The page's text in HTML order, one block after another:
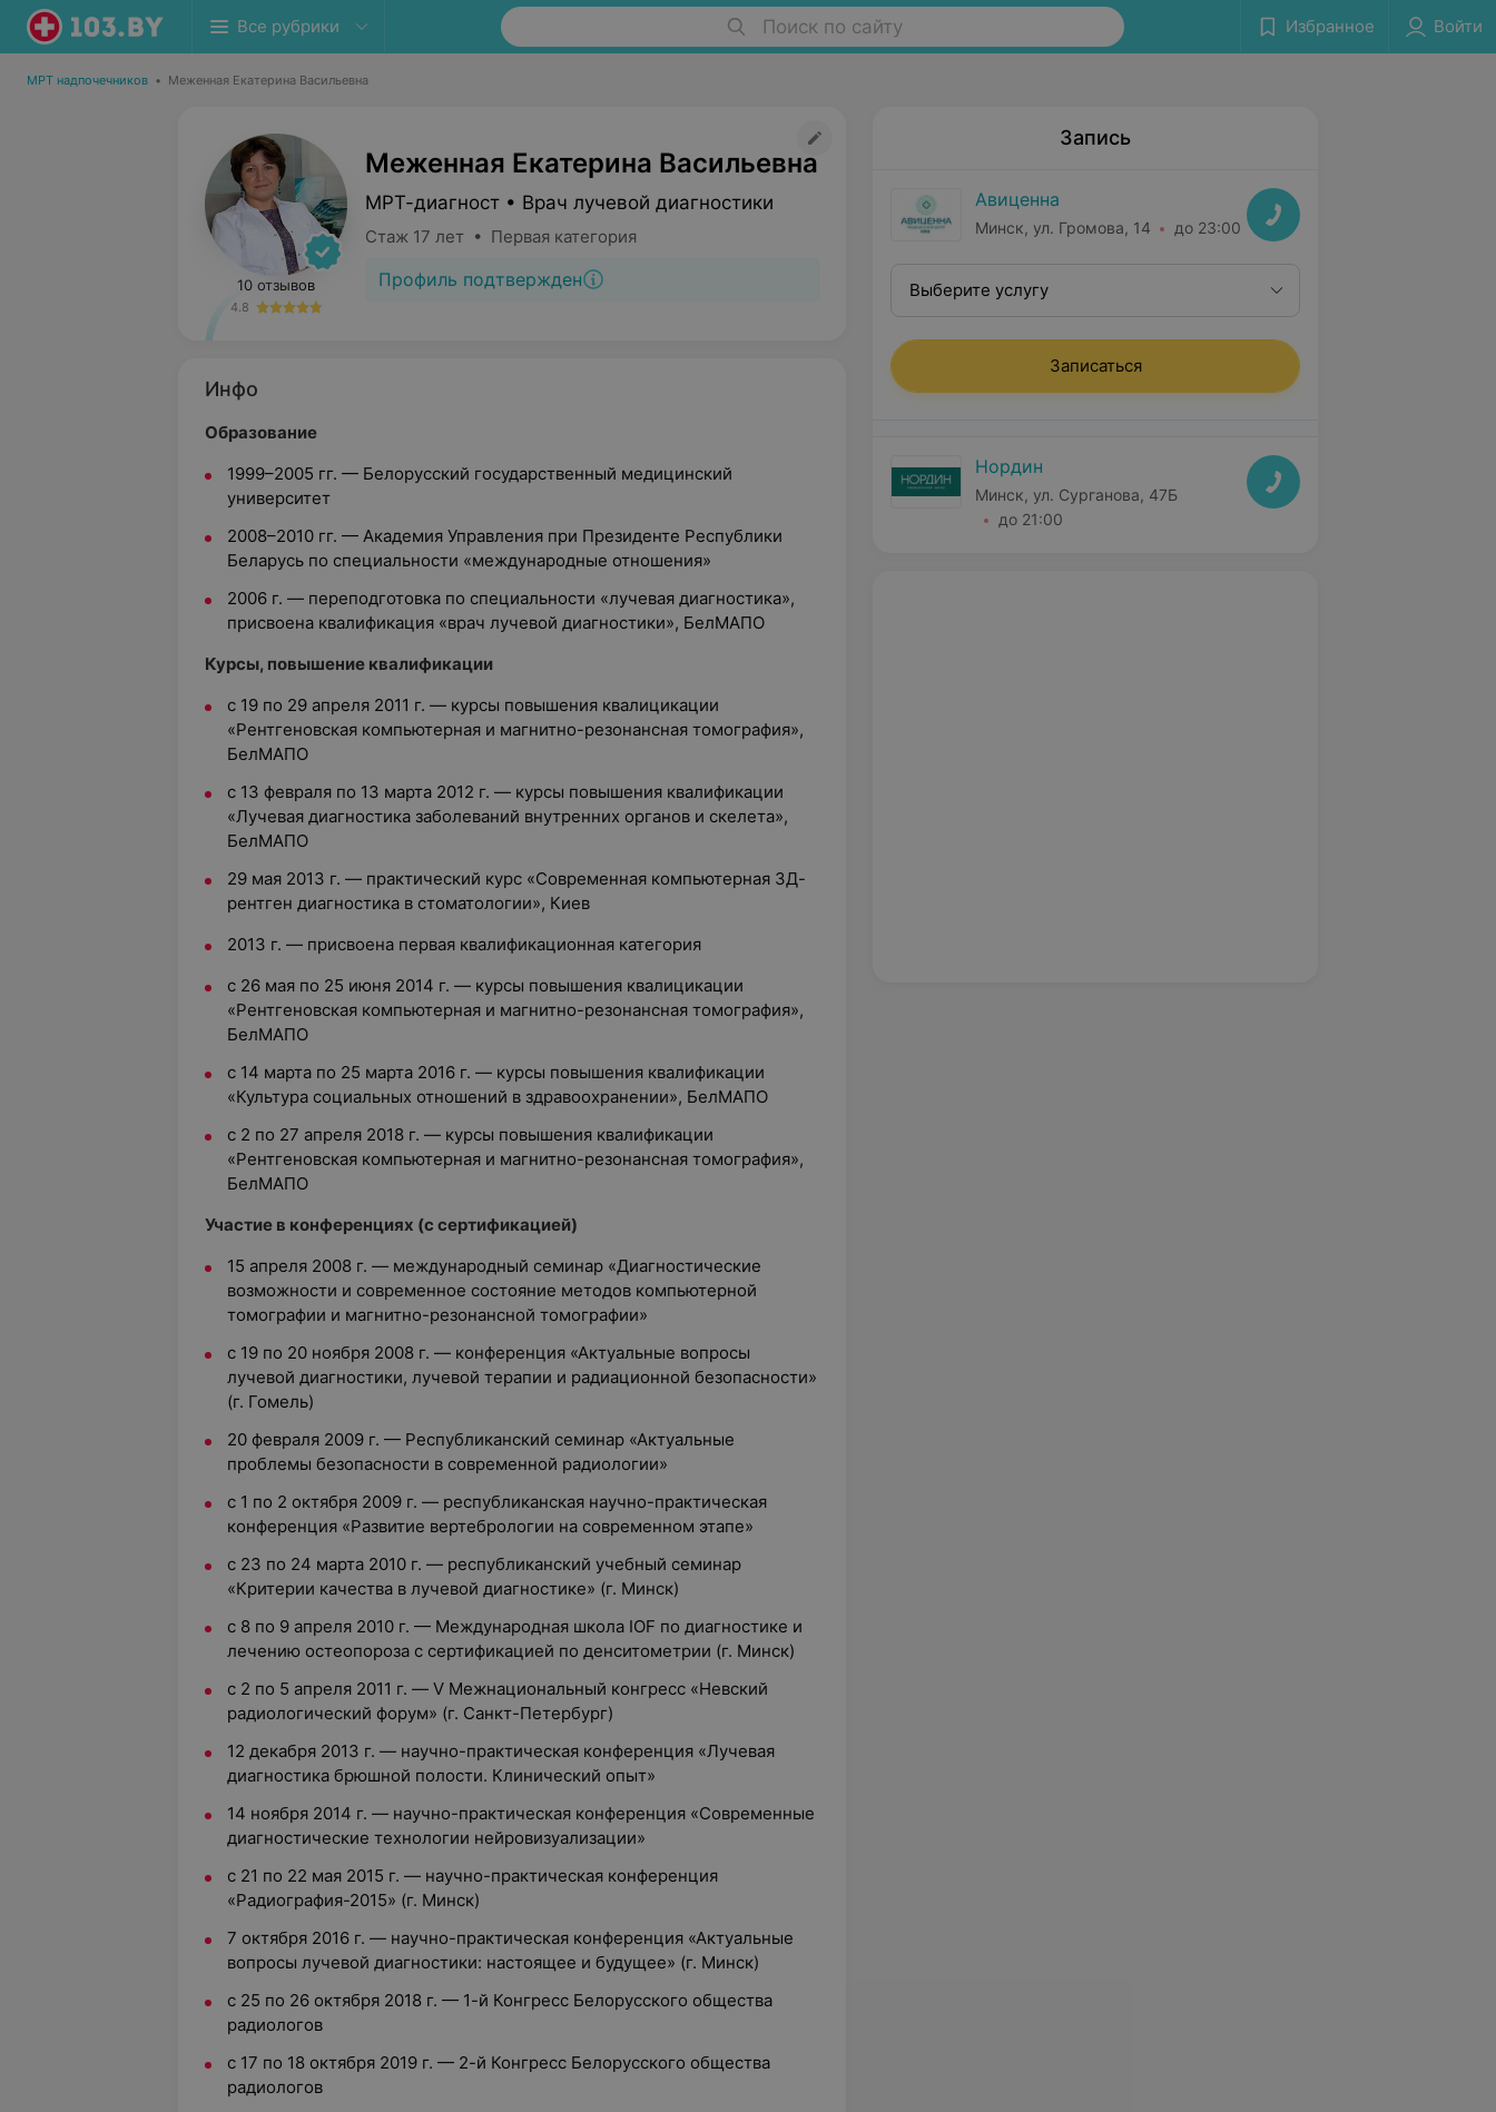
Все рубрики Поиск по сайту Избранное Войти
МРТ надпочечников • Меженная Екатерина Васильевна
10 отзывов
4.8
Меженная Екатерина Васильевна
МРТ-диагност • Врач лучевой диагностики
Стаж 17 лет • Первая категория
Профиль подтвержден
Инфо
Образование
1999–2005 гг. — Белорусский государственный медицинский
университет
2008–2010 гг. — Академия Управления при Президенте Республики
Беларусь по специальности «международные отношения»
2006 г. — переподготовка по специальности «лучевая диагностика»,
присвоена квалификация «врач лучевой диагностики», БелМАПО
Курсы, повышение квалификации
с 19 по 29 апреля 2011 г. — курсы повышения квалицикации
«Рентгеновская компьютерная и магнитно-резонансная томография»,
БелМАПО
с 13 февраля по 13 марта 2012 г. — курсы повышения квалификации
«Лучевая диагностика заболеваний внутренних органов и скелета»,
БелМАПО
29 мая 2013 г. — практический курс «Современная компьютерная 3Д-
рентген диагностика в стоматологии», Киев
2013 г. — присвоена первая квалификационная категория
с 26 мая по 25 июня 2014 г. — курсы повышения квалицикации
«Рентгеновская компьютерная и магнитно-резонансная томография»,
БелМАПО
с 14 марта по 25 марта 2016 г. — курсы повышения квалификации
«Культура социальных отношений в здравоохранении», БелМАПО
c 2 по 27 апреля 2018 г. — курсы повышения квалификации
«Рентгеновская компьютерная и магнитно-резонансная томография»,
БелМАПО
Участие в конференциях (с сертификацией)
15 апреля 2008 г. — международный семинар «Диагностические
возможности и современное состояние методов компьютерной
томографии и магнитно-резонансной томографии»
с 19 по 20 ноября 2008 г. — конференция «Актуальные вопросы
лучевой диагностики, лучевой терапии и радиационной безопасности»
(г. Гомель)
20 февраля 2009 г. — Республиканский семинар «Актуальные
проблемы безопасности в современной радиологии»
с 1 по 2 октября 2009 г. — республиканская научно-практическая
конференция «Развитие вертебрологии на современном этапе»
с 23 по 24 марта 2010 г. — республиканский учебный семинар
«Критерии качества в лучевой диагностике» (г. Минск)
с 8 по 9 апреля 2010 г. — Международная школа IOF по диагностике и
лечению остеопороза с сертификацией по денситометрии (г. Минск)
с 2 по 5 апреля 2011 г. — V Межнациональный конгресс «Невский
радиологический форум» (г. Санкт-Петербург)
12 декабря 2013 г. — научно-практическая конференция «Лучевая
диагностика брюшной полости. Клинический опыт»
14 ноября 2014 г. — научно-практическая конференция «Современные
диагностические технологии нейровизуализации»
с 21 по 22 мая 2015 г. — научно-практическая конференция
«Радиография-2015» (г. Минск)
7 октября 2016 г. — научно-практическая конференция «Актуальные
вопросы лучевой диагностики: настоящее и будущее» (г. Минск)
с 25 по 26 октября 2018 г. — 1-й Конгресс Белорусского общества
радиологов
с 17 по 18 октября 2019 г. — 2-й Конгресс Белорусского общества
радиологов
Запись
Авиценна
Минск, ул. Громова, 14 до 23:00
Выберите услугу
Записаться
Нордин
Минск, ул. Сурганова, 47Б
до 21:00